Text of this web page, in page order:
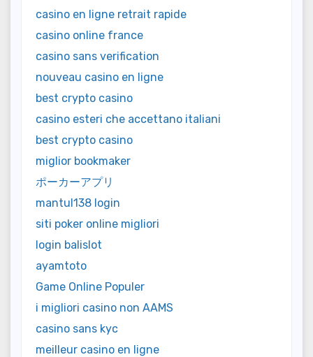
casino en ligne retrait rapide
casino online france
casino sans verification
nouveau casino en ligne
best crypto casino
casino esteri che accettano italiani
best crypto casino
miglior bookmaker
ポーカーアプリ
mantul138 login
siti poker online migliori
login balislot
ayamtoto
Game Online Populer
i migliori casino non AAMS
casino sans kyc
meilleur casino en ligne